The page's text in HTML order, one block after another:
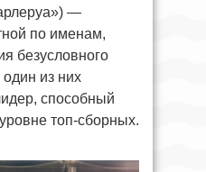
—
по именам,
безусловного
из них
способный
топ-сборных.